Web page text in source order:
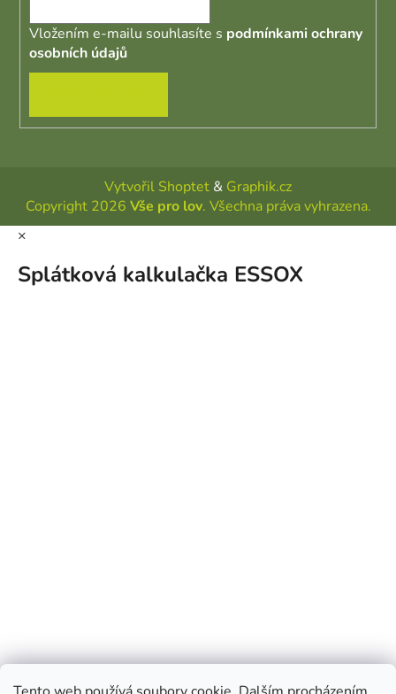
Vložením e-mailu souhlasíte s podmínkami ochrany
osobních údajů
Vytvořil Shoptet & Graphik.cz
Copyright 2026 Vše pro lov. Všechna práva vyhrazena.
×
Splátková kalkulačka ESSOX